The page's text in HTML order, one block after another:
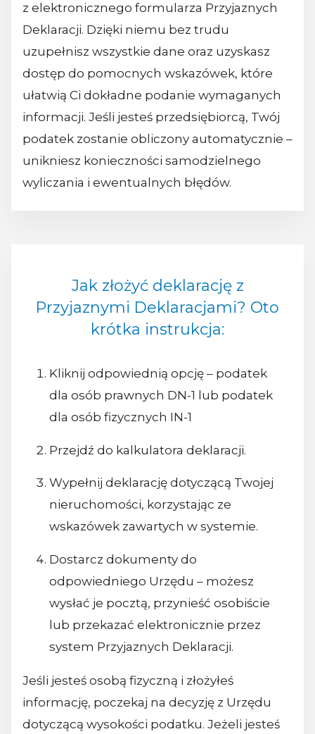
z elektronicznego formularza Przyjaznych
Deklaracji. Dzięki niemu bez trudu
uzupełnisz wszystkie dane oraz uzyskasz
dostęp do pomocnych wskazówek, które
ułatwią Ci dokładne podanie wymaganych
informacji. Jeśli jesteś przedsiębiorcą, Twój
podatek zostanie obliczony automatycznie –
unikniesz konieczności samodzielnego
wyliczania i ewentualnych błędów.
Jak złożyć deklarację z
Przyjaznymi Deklaracjami? Oto
krótka instrukcja:
Kliknij odpowiednią opcję – podatek
dla osób prawnych DN-1 lub podatek
dla osób fizycznych IN-1
Przejdź do kalkulatora deklaracji.
Wypełnij deklarację dotyczącą Twojej
nieruchomości, korzystając ze
wskazówek zawartych w systemie.
Dostarcz dokumenty do
odpowiedniego Urzędu – możesz
wysłać je pocztą, przynieść osobiście
lub przekazać elektronicznie przez
system Przyjaznych Deklaracji.
Jeśli jesteś osobą fizyczną i złożyłeś
informację, poczekaj na decyzję z Urzędu
dotyczącą wysokości podatku. Jeżeli jesteś